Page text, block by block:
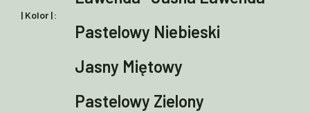
| Kolor |
Pastelowy Niebieski
Jasny Miętowy
Pastelowy Zielony